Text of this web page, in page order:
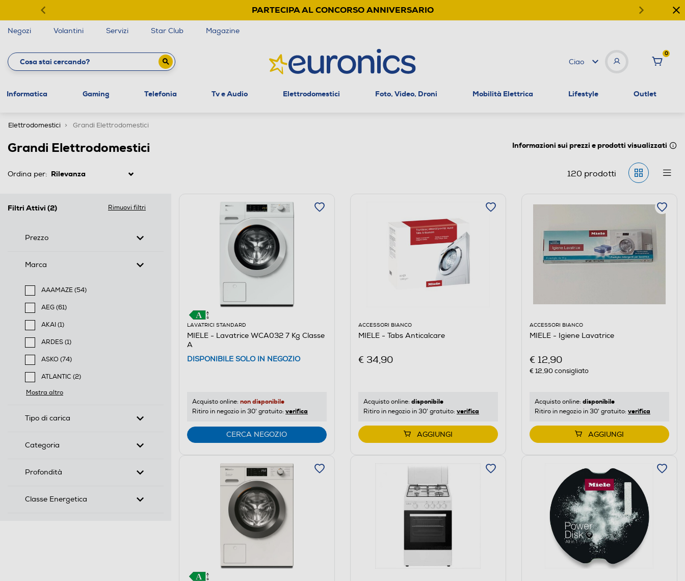
PARTECIPA AL CONCORSO ANNIVERSARIO
Negozi Volantini Servizi Star Club Magazine
Ciao
0
Informatica Gaming Telefonia Tv e Audio Elettrodomestici Foto, Video, Droni Mobilità Elettrica Lifestyle Outlet
Elettrodomestici Grandi Elettrodomestici
Grandi Elettrodomestici Informazioni sui prezzi e prodotti visualizzati
Ordina per: 120 prodotti
Filtri Attivi (2) Rimuovi filtri
Prezzo
Marca
AAAMAZE (54)
Filtra per Marca: AAAMAZE
AEG (61)
Filtra per Marca: AEG
AKAI (1)
Filtra per Marca: AKAI
ARDES (1)
Filtra per Marca: ARDES
ASKO (74)
Filtra per Marca: ASKO
ATLANTIC (2)
Filtra per Marca: ATLANTIC
Mostra altro
Tipo di carica
Categoria
Profondità
Classe Energetica
LAVATRICI STANDARD
MIELE - Lavatrice WCA032 7 Kg Classe
A
DISPONIBILE SOLO IN NEGOZIO
Acquisto online: non disponibile
Ritiro in negozio in 30' gratuito: verifica
CERCA NEGOZIO
ACCESSORI BIANCO
MIELE - Tabs Anticalcare
€ 34,90
Acquisto online: disponibile
Ritiro in negozio in 30' gratuito: verifica
AGGIUNGI
ACCESSORI BIANCO
MIELE - Igiene Lavatrice
€ 12,90
€ 12,90consigliato
Acquisto online: disponibile
Ritiro in negozio in 30' gratuito: verifica
AGGIUNGI